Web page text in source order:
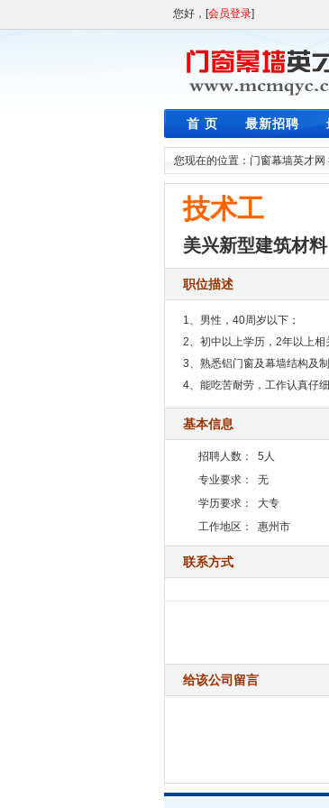
您好，[会员登录]
首 页 最新招聘
您现在的位置： 门窗幕墙英才网
技术工
美兴新型建筑材
职位描述
1、男性，40周岁以下；
2、初中以上学历，2年以上相
3、熟悉铝门窗及幕墙结构及
4、能吃苦耐劳，工作认真仔细
基本信息
招聘人数： 5人
专业要求：
无
学历要求：
大专
工作地区：
惠州市
联系方式
给该公司留言